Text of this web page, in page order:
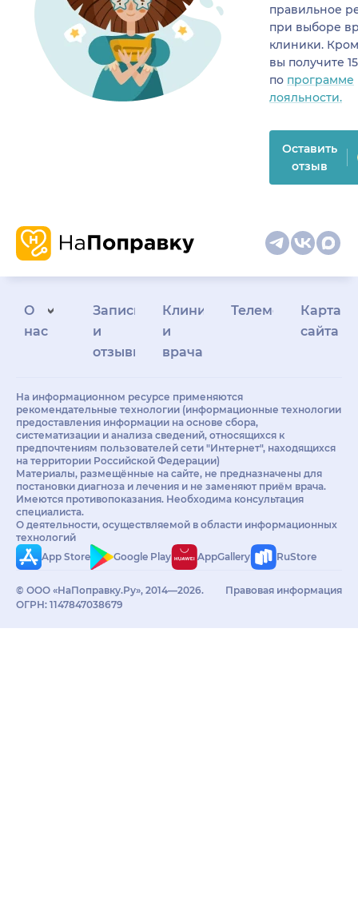
правильное
при выборе
клиники.
вы получите
по программе
лояльности.
Оставить
отзыв
О
нас
Запись
и
отзывы
Клиникам
и
врачам
Телемедицина
Карта
сайта
На информационном ресурсе применяются
рекомендательные технологии (информационные технологии
предоставления информации на основе сбора,
систематизации и анализа сведений, относящихся к
предпочтениям пользователей сети "Интернет", находящихся
на территории Российской Федерации)
Материалы, размещённые на сайте, не предназначены для
постановки диагноза и лечения и не заменяют приём врача.
Имеются противопоказания. Необходима консультация
специалиста.
О деятельности, осуществляемой в области информационных
технологий
App Store
Google Play AppGallery RuStore
© ООО «НаПоправку.Ру», 2014—2026.
ОГРН: 1147847038679
Правовая информация